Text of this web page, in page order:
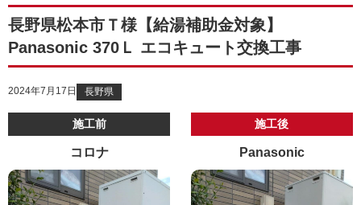
長野県松本市Ｔ様【給湯補助金対象】
Panasonic 370Ｌ エコキュート交換工事
2024年7月17日 長野県
施工前
コロナ
施工後
Panasonic